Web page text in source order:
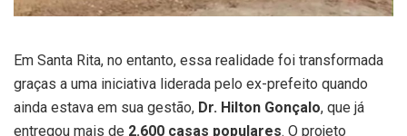
Em Santa Rita, no entanto, essa realidade foi transformada
graças a uma iniciativa liderada pelo ex-prefeito quando
ainda estava em sua gestão, Dr. Hilton Gonçalo, que já
entregou mais de 2.600 casas populares. O projeto